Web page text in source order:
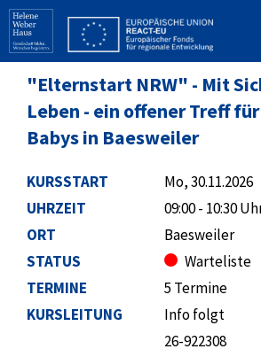
"Elternstart NRW" - Mit
Leben - ein offener Treff
Babys in Baesweiler
KURSSTART
UHRZEIT
ORT
STATUS
TERMINE
Mo, 30.11.2026
09:00 - 10:30
Baesweiler
Warteliste
5 Termine
KURSLEITUNG
Info folgt
26-922308